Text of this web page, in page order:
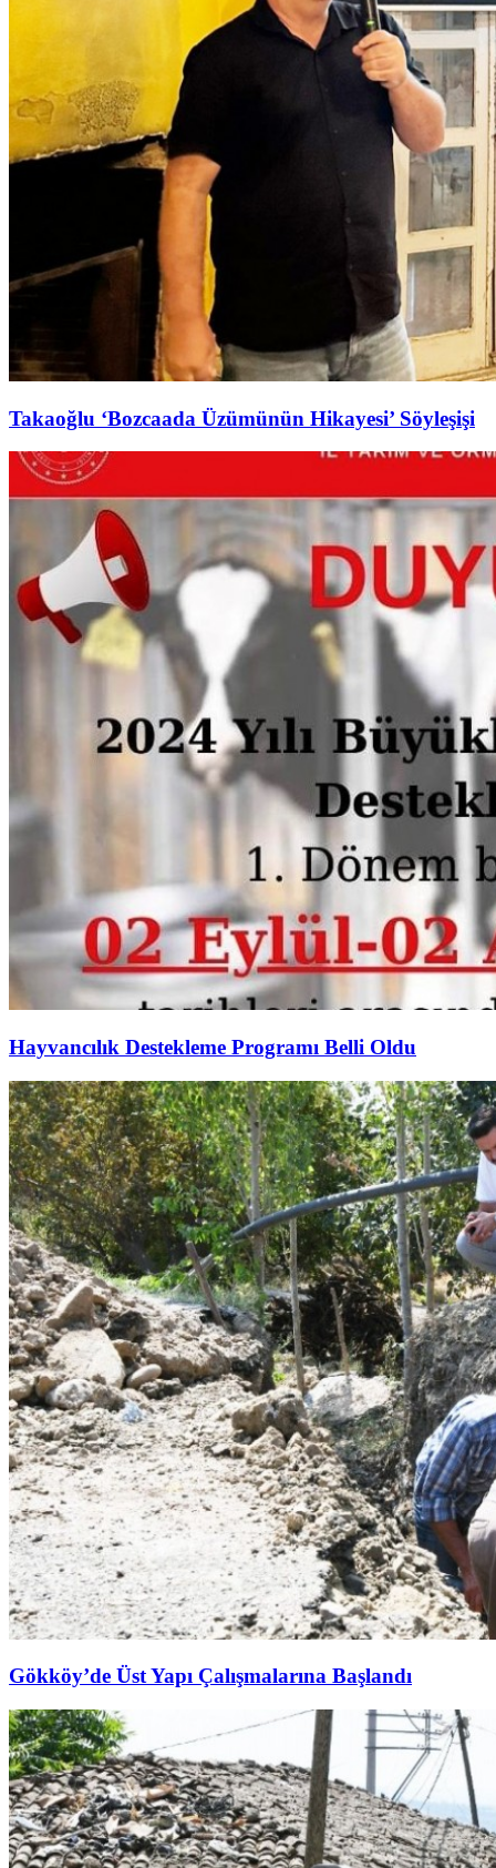
Takaoğlu ‘Bozcaada Üzümünün Hikayesi’ Söyleşişi
Hayvancılık Destekleme Programı Belli Oldu
Gökköy’de Üst Yapı Çalışmalarına Başlandı